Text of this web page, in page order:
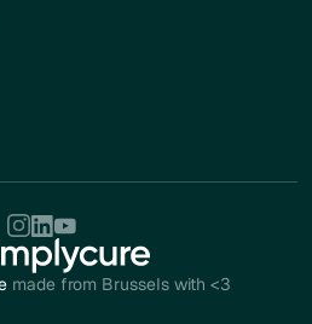
made from Brussels with <3